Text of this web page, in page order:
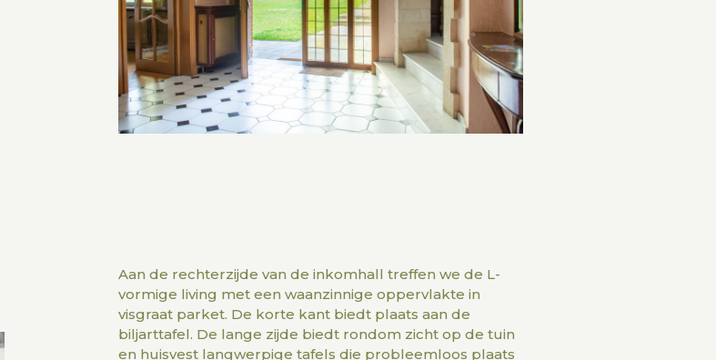
Aan de rechterzijde van de inkomhall treffen we de L-
vormige living met een waanzinnige oppervlakte in
visgraat parket. De korte kant biedt plaats aan de
biljarttafel. De lange zijde biedt rondom zicht op de tuin
en huisvest langwerpige tafels die probleemloos plaats